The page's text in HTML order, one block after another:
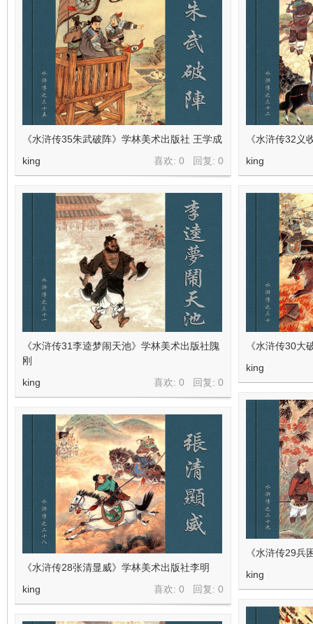
《水浒传35朱武破阵》学林美术出版社 王学成
喜欢: 0 回复: 0
king
《水浒传32义
king
《水浒传31李逵梦闹天池》学林美术出版社隗
刚
喜欢: 0 回复: 0
king
《水浒传30大
king
《水浒传29兵
king
《水浒传28张清显威》学林美术出版社李明
喜欢: 0 回复: 0
king